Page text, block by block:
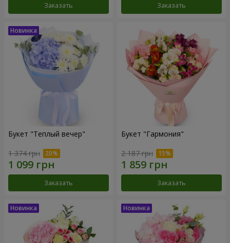
Заказать Заказать
Букет "Теплый вечер"
1 374 грн
Заказать
Букет "Гармония"
2 187 грн
Заказать